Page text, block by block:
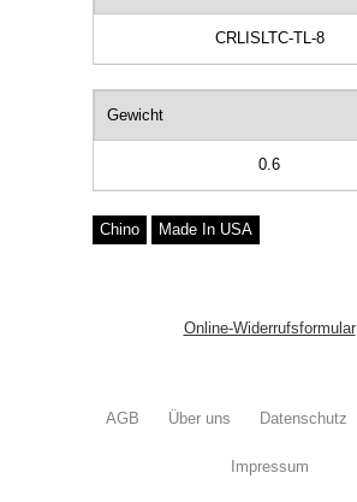
CRLISLTC-TL-8
Gewicht
0.6
Chino Made In USA
Online-Widerrufsformular
AGB Über uns Datenschutz
Impressum